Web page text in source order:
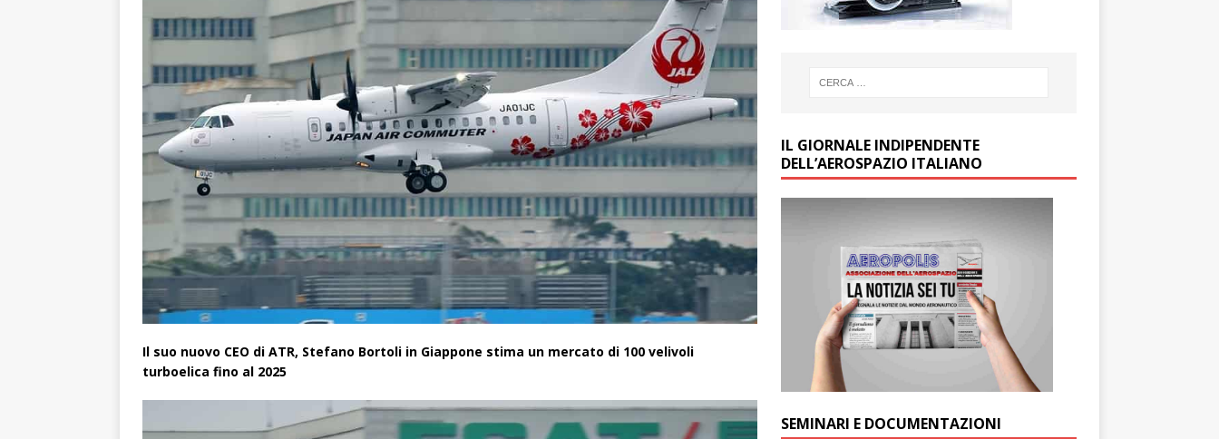
Il suo nuovo CEO di ATR, Stefano Bortoli in Giappone stima un mercato di 100 velivoli
turboelica fino al 2025
IL GIORNALE INDIPENDENTE
DELL’AEROSPAZIO ITALIANO
SEMINARI E DOCUMENTAZIONI